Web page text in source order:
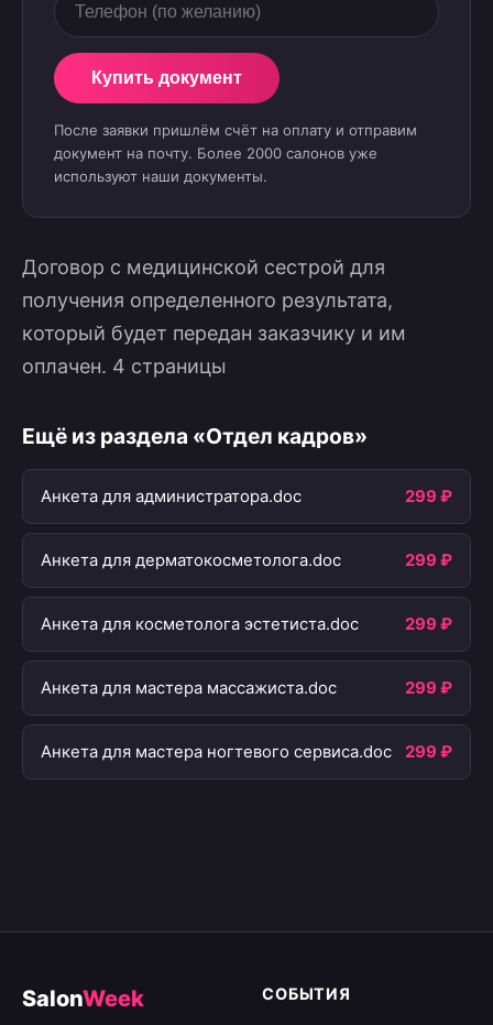
Купить документ
После заявки пришлём счёт на оплату и отправим
документ на почту. Более 2000 салонов уже
используют наши документы.
Договор с медицинской сестрой для
получения определенного результата,
который будет передан заказчику и им
оплачен. 4 страницы
Ещё из раздела «Отдел кадров»
Анкета для администратора.doc 299 ₽
Анкета для дерматокосметолога.doc 299 ₽
Анкета для косметолога эстетиста.doc 299 ₽
Анкета для мастера массажиста.doc 299 ₽
Анкета для мастера ногтевого сервиса.doc 299 ₽
SalonWeek СОБЫТИЯ